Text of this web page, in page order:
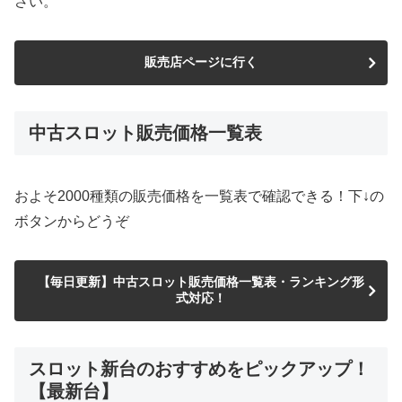
販売店ページに行く
中古スロット販売価格一覧表
およそ2000種類の販売価格を一覧表で確認できる！下↓の
ボタンからどうぞ
【毎日更新】中古スロット販売価格一覧表・ランキング形
式対応！
スロット新台のおすすめをピックアップ！
【最新台】